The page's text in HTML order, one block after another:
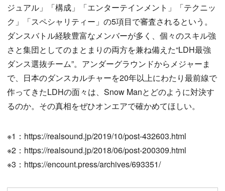
ジュアル」「構成」「エンターテインメント」「テクニッ
ク」「スペシャリティー」の5項目で審査されるという。
ダンスバトル経験豊富なメンバーが多く、個々のスキル強
さと集団としてのまとまりの両方を兼ね備えた“LDH最強
ダンス選抜チーム”。アンダーグラウンドからメジャーま
で、日本のダンスカルチャーを20年以上にわたり最前線で
作ってきたLDHの面々は、Snow Manとどのように対決す
るのか。その真相をぜひオンエアで確かめてほしい。
※1：https://realsound.jp/2019/10/post-432603.html
※2：https://realsound.jp/2018/06/post-200309.html
※3：https://encount.press/archives/693351/